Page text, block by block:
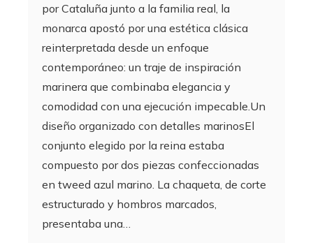
por Cataluña junto a la familia real, la
monarca apostó por una estética clásica
reinterpretada desde un enfoque
contemporáneo: un traje de inspiración
marinera que combinaba elegancia y
comodidad con una ejecución impecable.Un
diseño organizado con detalles marinosEl
conjunto elegido por la reina estaba
compuesto por dos piezas confeccionadas
en tweed azul marino. La chaqueta, de corte
estructurado y hombros marcados,
presentaba una…